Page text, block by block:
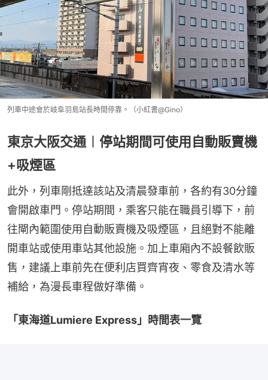
列車中途會於岐阜羽島站長時間停靠。（小紅書@Gino）
東京大阪交通︱停站期間可使用自動販賣機
+吸煙區
此外，列車剛抵達該站及清晨發車前，各約有30分鐘
會開啟車門。停站期間，乘客只能在職員引導下，前
往閘內範圍使用自動販賣機及吸煙區，且絕對不能離
開車站或使用車站其他設施。加上車廂內不設餐飲販
售，建議上車前先在便利店買齊宵夜、零食及清水等
補給，為漫長車程做好準備。
「東海道Lumiere Express」時間表一覽